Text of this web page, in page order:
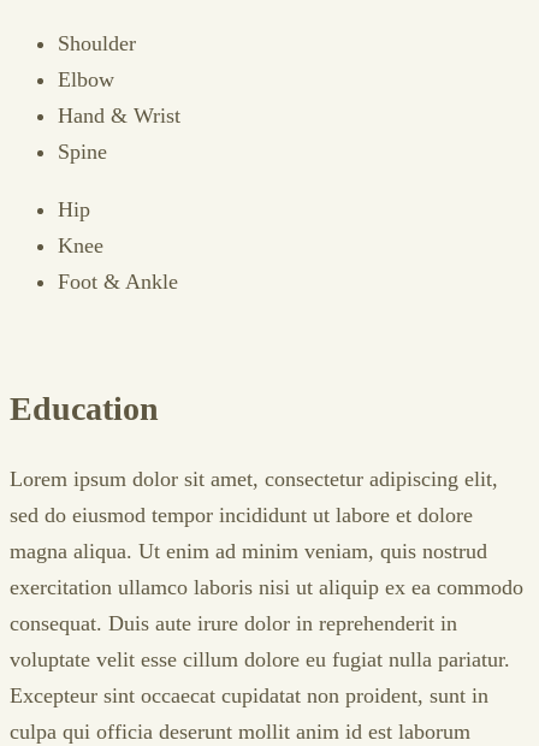
Shoulder
Elbow
Hand & Wrist
Spine
Hip
Knee
Foot & Ankle
Education
Lorem ipsum dolor sit amet, consectetur adipiscing elit,
sed do eiusmod tempor incididunt ut labore et dolore
magna aliqua. Ut enim ad minim veniam, quis nostrud
exercitation ullamco laboris nisi ut aliquip ex ea commodo
consequat. Duis aute irure dolor in reprehenderit in
voluptate velit esse cillum dolore eu fugiat nulla pariatur.
Excepteur sint occaecat cupidatat non proident, sunt in
culpa qui officia deserunt mollit anim id est laborum